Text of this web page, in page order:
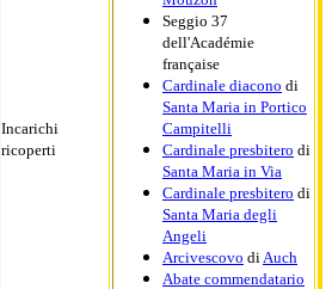
Incarichi
ricoperti
Seggio 37
dell'Académie
française
Cardinale diacono di
Santa Maria in Portico
Campitelli
Cardinale presbitero di
Santa Maria in Via
Cardinale presbitero di
Santa Maria degli
Angeli
Arcivescovo di Auch
Abate commendatario